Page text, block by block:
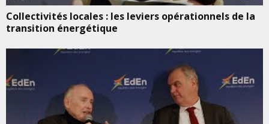
Collectivités locales : les leviers opérationnels de la
transition énergétique